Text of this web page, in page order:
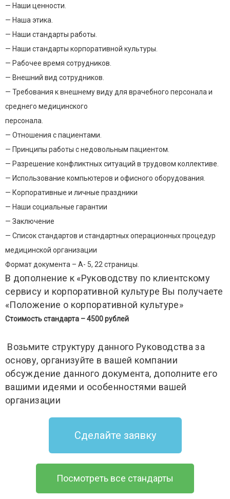
— Наши ценности.
— Наша этика.
— Наши стандарты работы.
— Наши стандарты корпоративной культуры.
— Рабочее время сотрудников.
— Внешний вид сотрудников.
— Требования к внешнему виду для врачебного персонала и
среднего медицинского
персонала.
— Отношения с пациентами.
— Принципы работы с недовольным пациентом.
— Разрешение конфликтных ситуаций в трудовом коллективе.
— Иcпользование компьютеров и офиcного оборудования.
— Корпоративные и личные праздники
— Наши социальные гарантии
— Заключение
— Список стандартов и стандартных операционных процедур
медицинской организации
Формат документа – А- 5, 22 страницы.
В дополнение к «Руководству по клиентскому
сервису и корпоративной культуре Вы получаете
«Положение о корпоративной культуре»
Стоимость стандарта – 4500 рублей
Возьмите структуру данного Руководства за
основу, организуйте в вашей компании
обсуждение данного документа, дополните его
вашими идеями и особенностями вашей
организации
Сделайте заявку
Посмотреть все стандарты